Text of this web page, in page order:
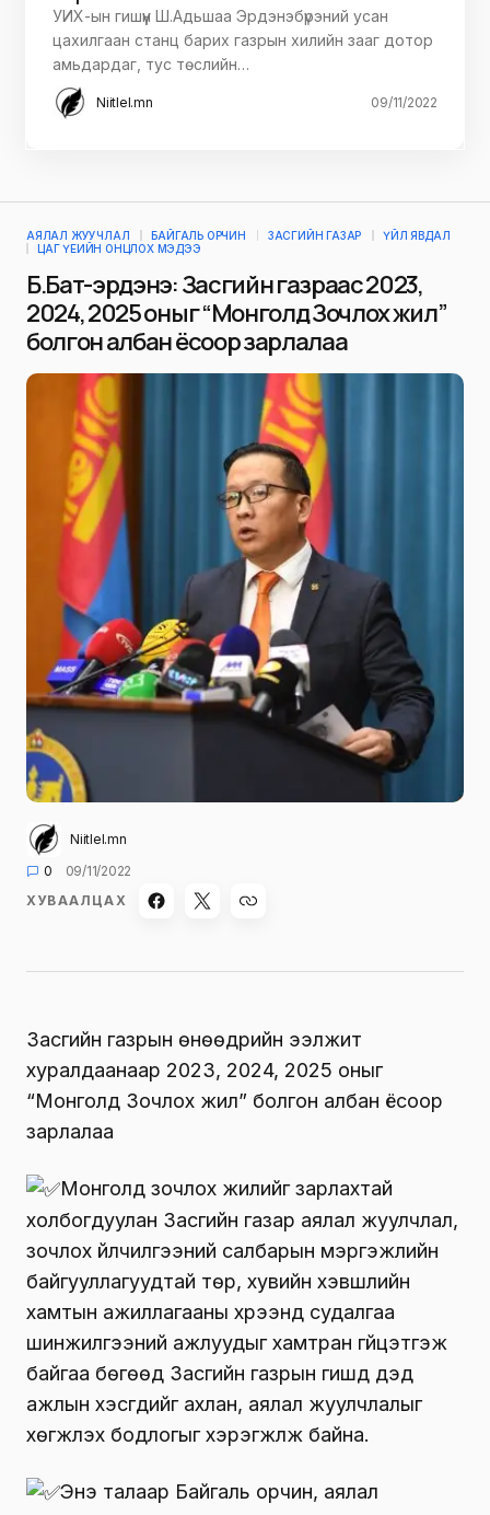
УИХ-ын гишүүн Ш.Адьшаа Эрдэнэбүрэний усан
цахилгаан станц барих газрын хилийн зааг дотор
амьдардаг, тус төслийн…
Niitlel.mn 09/11/2022
АЯЛАЛ ЖУУЧЛАЛ БАЙГАЛЬ ОРЧИН ЗАСГИЙН ГАЗАР
ҮЙЛ ЯВДАЛ
ЦАГ ҮЕИЙН ОНЦЛОХ МЭДЭЭ
Б.Бат-эрдэнэ: Засгийн газраас 2023,
2024, 2025 оныг “Монголд Зочлох жил”
болгон албан ёсоор зарлалаа
Niitlel.mn
0
09/11/2022
ХУВААЛЦАХ
Засгийн газрын өнөөдрийн ээлжит
хуралдаанаар 2023, 2024, 2025 оныг
“Монголд Зочлох жил” болгон албан ёсоор
зарлалаа
Монголд зочлох жилийг зарлахтай
холбогдуулан Засгийн газар аялал жуулчлал,
зочлох үйлчилгээний салбарын мэргэжлийн
байгууллагуудтай төр, хувийн хэвшлийн
хамтын ажиллагааны хүрээнд судалгаа
шинжилгээний ажлуудыг хамтран гүйцэтгэж
байгаа бөгөөд Засгийн газрын гишүүд дэд
ажлын хэсгүүдийг ахлан, аялал жуулчлалыг
хөгжүүлэх бодлогыг хэрэгжүүлж байна.
Энэ талаар Байгаль орчин, аялал